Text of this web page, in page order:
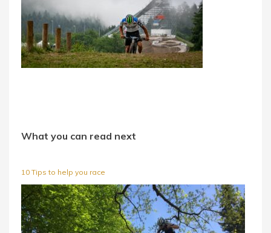
What you can read next
10 Tips to help you race